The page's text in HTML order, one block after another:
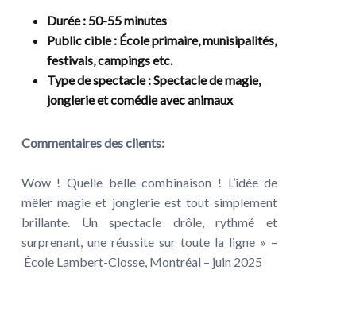
Durée: 50-55 minutes
Public cible: École primaire, munisipalités,
festivals, campings etc.
Type de spectacle: Spectacle de magie,
jonglerie et comédie avec animaux
Commentaires des clients:
Wow ! Quelle belle combinaison ! L’idée de
mêler magie et jonglerie est tout simplement
brillante. Un spectacle drôle, rythmé et
surprenant, une réussite sur toute la ligne » –
École Lambert-Closse, Montréal – juin 2025